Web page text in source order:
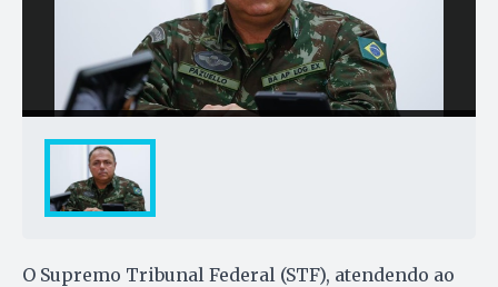
O Supremo Tribunal Federal (STF), atendendo ao